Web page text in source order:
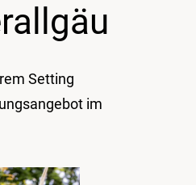
Setting
im